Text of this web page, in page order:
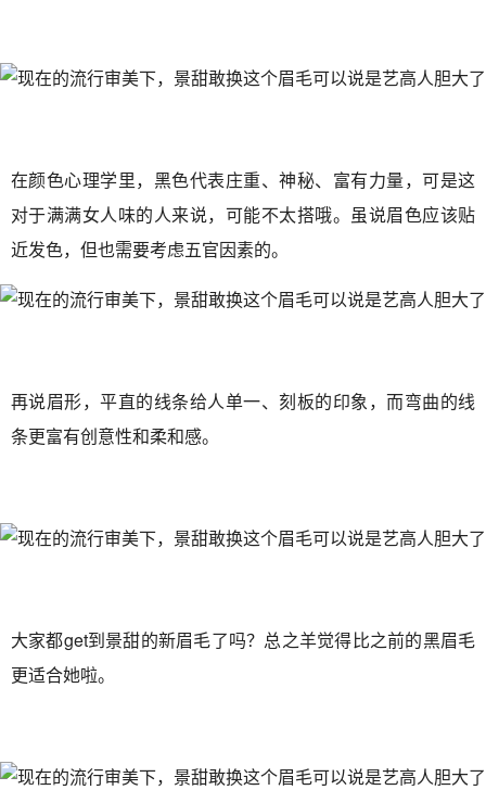
在颜色心理学里，黑色代表庄重、神秘、富有力量，可是这
对于满满女人味的人来说，可能不太搭哦。虽说眉色应该贴
近发色，但也需要考虑五官因素的。
再说眉形，平直的线条给人单一、刻板的印象，而弯曲的线
条更富有创意性和柔和感。
大家都get到景甜的新眉毛了吗？总之羊觉得比之前的黑眉毛
更适合她啦。